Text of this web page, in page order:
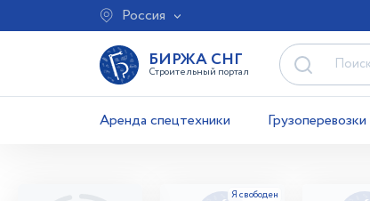
Россия
БИРЖА СНГ
Строительный портал
Аренда спецтехники Грузоперевозки